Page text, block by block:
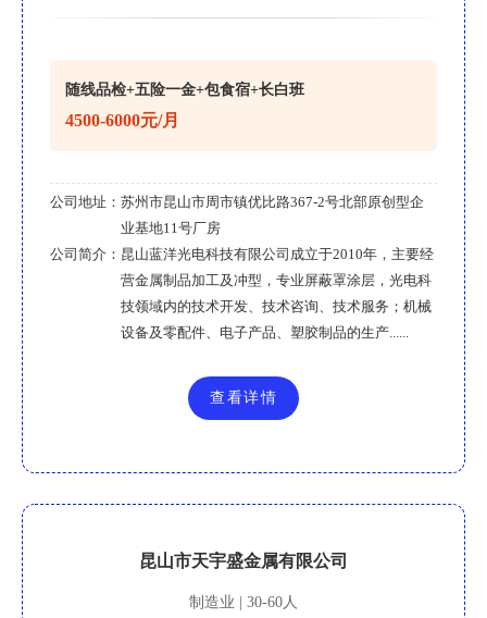
随线品检+五险一金+包食宿+长白班
4500-6000元/月
公司地址： 苏州市昆山市周市镇优比路367-2号北部原创型企
业基地11号厂房
公司简介： 昆山蓝洋光电科技有限公司成立于2010年，主要经
营金属制品加工及冲型，专业屏蔽罩涂层，光电科
技领域内的技术开发、技术咨询、技术服务；机械
设备及零配件、电子产品、塑胶制品的生产......
查看详情
昆山市天宇盛金属有限公司
制造业 | 30-60人